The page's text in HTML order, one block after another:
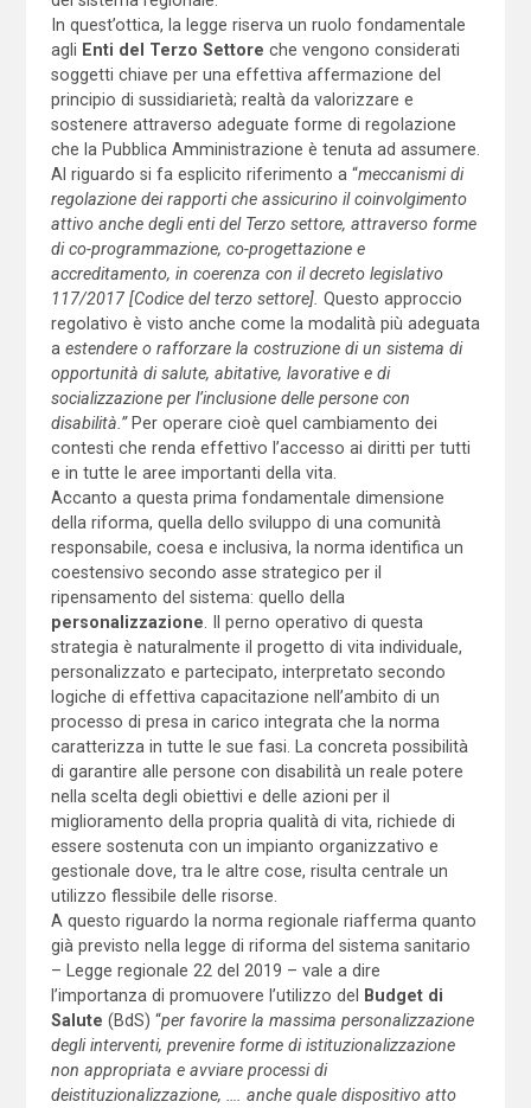
In quest’ottica, la legge riserva un ruolo fondamentale
agli Enti del Terzo Settore che vengono considerati
soggetti chiave per una effettiva affermazione del
principio di sussidiarietà; realtà da valorizzare e
sostenere attraverso adeguate forme di regolazione
che la Pubblica Amministrazione è tenuta ad assumere.
Al riguardo si fa esplicito riferimento a “meccanismi di
regolazione dei rapporti che assicurino il coinvolgimento
attivo anche degli enti del Terzo settore, attraverso forme
di co-programmazione, co-progettazione e
accreditamento, in coerenza con il decreto legislativo
117/2017 [Codice del terzo settore]. Questo approccio
regolativo è visto anche come la modalità più adeguata
a estendere o rafforzare la costruzione di un sistema di
opportunità di salute, abitative, lavorative e di
socializzazione per l’inclusione delle persone con
disabilità.”Per operare cioè quel cambiamento dei
contesti che renda effettivo l’accesso ai diritti per tutti
e in tutte le aree importanti della vita.
Accanto a questa prima fondamentale dimensione
della riforma, quella dello sviluppo di una comunità
responsabile, coesa e inclusiva, la norma identifica un
coestensivo secondo asse strategico per il
ripensamento del sistema: quello della
personalizzazione . Il perno operativo di questa
strategia è naturalmente il progetto di vita individuale,
personalizzato e partecipato, interpretato secondo
logiche di effettiva capacitazione nell’ambito di un
processo di presa in carico integrata che la norma
caratterizza in tutte le sue fasi. La concreta possibilità
di garantire alle persone con disabilità un reale potere
nella scelta degli obiettivi e delle azioni per il
miglioramento della propria qualità di vita, richiede di
essere sostenuta con un impianto organizzativo e
gestionale dove, tra le altre cose, risulta centrale un
utilizzo flessibile delle risorse.
A questo riguardo la norma regionale riafferma quanto
già previsto nella legge di riforma del sistema sanitario
– Legge regionale 22 del 2019 – vale a dire
l’importanza di promuovere l’utilizzo del
Budget di
Salute (BdS) “per favorire la massima personalizzazione
degli interventi, prevenire forme di istituzionalizzazione
non appropriata e avviare processi di
deistituzionalizzazione, …. anche quale dispositivo atto